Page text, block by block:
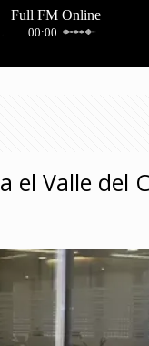
el Valle del